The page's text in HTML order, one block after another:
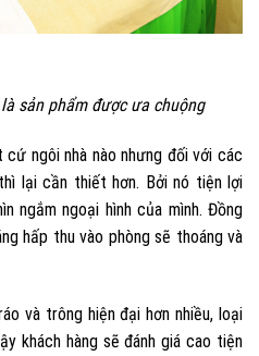
sản phẩm được ưa chuộng
ngôi nhà nào nhưng đối với các
lại cần thiết hơn. Bởi nó tiện lợi
ngắm ngoại hình của mình. Đồng
hấp thu vào phòng sẽ thoáng và
và trông hiện đại hơn nhiều, loại
khách hàng sẽ đánh giá cao tiện